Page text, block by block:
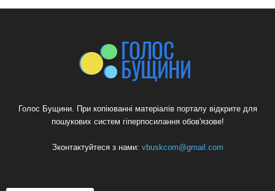
Голос Бущини. При копіюванні матеріалів порталу відкрите для
пошукових систем гіперпосилання обов'язове!
Зконтактуйтеся з нами: vbuskcom@gmail.com